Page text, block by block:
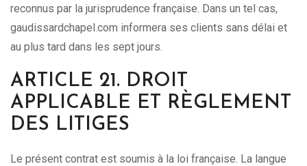
reconnus par la jurisprudence française. Dans un tel cas,
gaudissardchapel.com informera ses clients sans délai et
au plus tard dans les sept jours.
ARTICLE 21. DROIT
APPLICABLE ET RÈGLEMENT
DES LITIGES
Le présent contrat est soumis à la loi française. La langue